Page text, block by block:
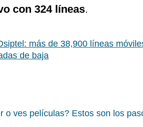
con 324 líneas.
más de 38,900 líneas
de baja
o ves películas? Estos son los